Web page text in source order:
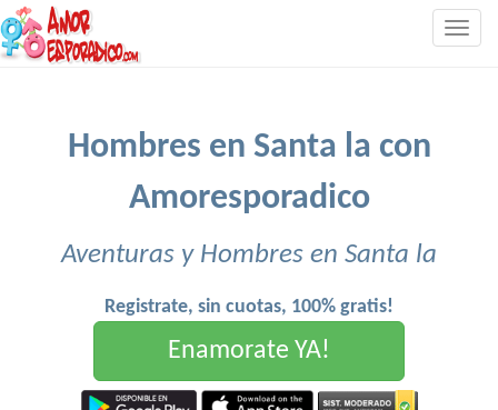
Hombres en Santa la con
Amoresporadico
Aventuras y Hombres en Santa la
Registrate, sin cuotas, 100% gratis!
Enamorate YA!